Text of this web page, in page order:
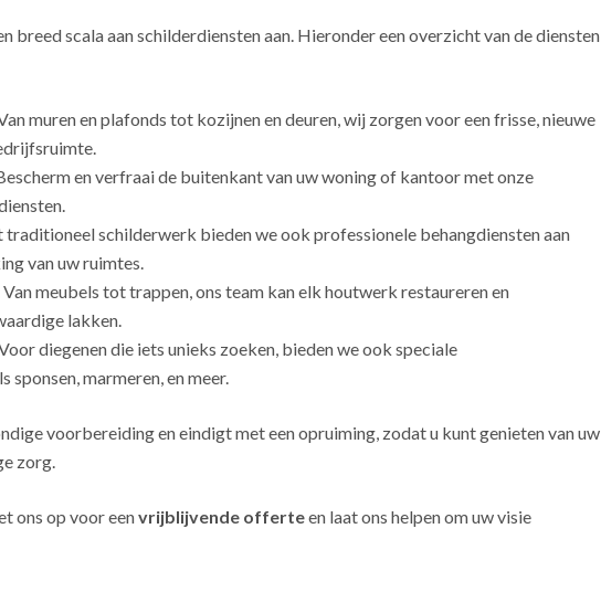
breed scala aan schilderdiensten aan. Hieronder een overzicht van de diensten
muren en plafonds tot kozijnen en deuren, wij zorgen voor een frisse, nieuwe
en verfraai de buitenkant van uw woning of kantoor met onze
traditioneel schilderwerk bieden we ook professionele behangdiensten aan
van uw ruimtes.
Van meubels tot trappen, ons team kan elk houtwerk restaureren en
lakken.
diegenen die iets unieks zoeken, bieden we ook speciale
sponsen, marmeren, en meer.
voorbereiding en eindigt met een opruiming, zodat u kunt genieten van uw
zorg.
ons op voor eenvrijblijvende offerteen laat ons helpen om uw visie